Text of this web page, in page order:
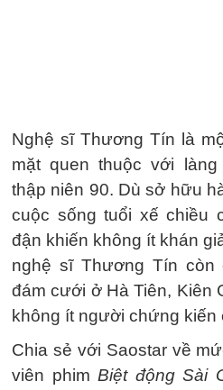
Nghệ sĩ Thương Tín là
mặt quen thuộc với
thập niên 90. Dù sở hữu
cuộc sống tuổi xế chiều
đận khiến không ít khán
nghệ sĩ Thương Tín còn
đám cưới ở Hà Tiên, Kiên
không ít người chứng kiến
Chia sẻ với Saostar về
viên phim Biệt động Sài